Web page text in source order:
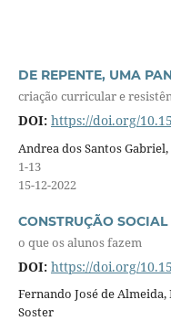
DE REPENTE, UMA
criação curricular e
DOI: https://doi.org/
Andrea dos Santos
1-13
15-12-2022
CONSTRUÇÃO
o que os alunos fazem
DOI: https://doi.org/
Fernando José de
Soster